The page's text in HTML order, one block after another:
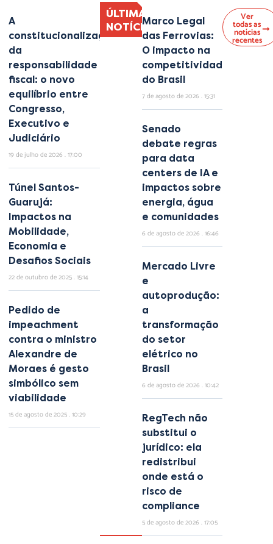
A
constitucionalização
da
responsabilidade
fiscal: o novo
equilíbrio entre
Congresso,
Executivo e
Judiciário
19 de julho de 2026 17:00
Túnel Santos-
Guarujá:
Impactos na
Mobilidade,
Economia e
Desafios Sociais
22 de outubro de 2025 15:14
Pedido de
impeachment
contra o ministro
Alexandre de
Moraes é gesto
simbólico sem
viabilidade
15 de agosto de 2025 10:29
ÚLTIMAS
NOTÍCIASMarco Legal
das Ferrovias:
O impacto na
competitividade
do Brasil
7 de agosto de 2026 15:31
Senado
debate regras
para data
centers de IA e
impactos sobre
energia, água
e comunidades
6 de agosto de 2026 16:46
Mercado Livre
e
autoprodução:
a
transformação
do setor
elétrico no
Brasil
6 de agosto de 2026 10:42
RegTech não
substitui o
jurídico: ela
redistribui
onde está o
risco de
compliance
5 de agosto de 2026 17:05
Ver
todas as
notícias
recentes